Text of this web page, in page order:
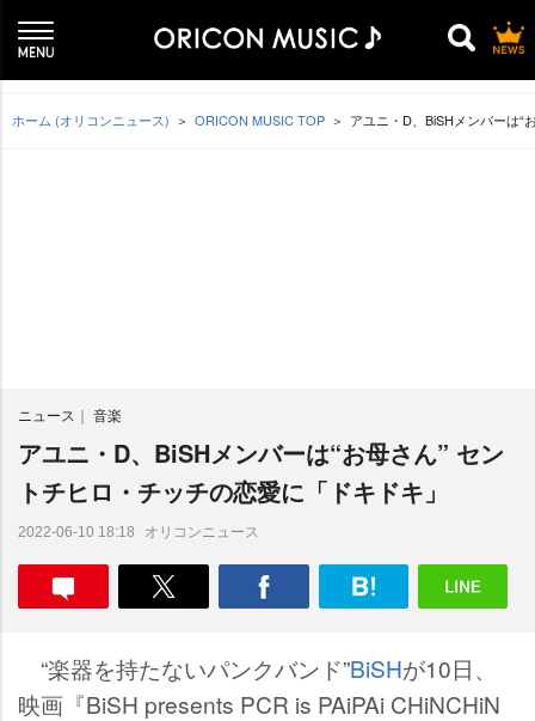
ホーム (オリコンニュース) ORICON MUSIC TOP アユニ・D、BiSHメンバーは“
ニュース 音楽
アユニ・D、BiSHメンバーは“お母さん” セン
トチヒロ・チッチの恋愛に「ドキドキ」
2022-06-10 18:18 オリコンニュース
“楽器を持たないパンクバンド”BiSHが10日、
映画『BiSH presents PCR is PAiPAi CHiNCHiN